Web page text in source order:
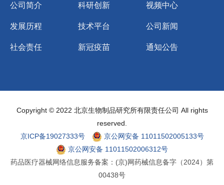
公司简介
发展历程
社会责任
科研创新
技术平台
新冠疫苗
视频中心
公司新闻
通知公告
Copyright © 2022 北京生物制品研究所有限责任公司 All rights
reserved.
京ICP备19027333号
京公网安备 11011502005133号
京公网安备 11011502006312号
药品医疗器械网络信息服务备案：(京)网药械信息备字（2024）第
00438号